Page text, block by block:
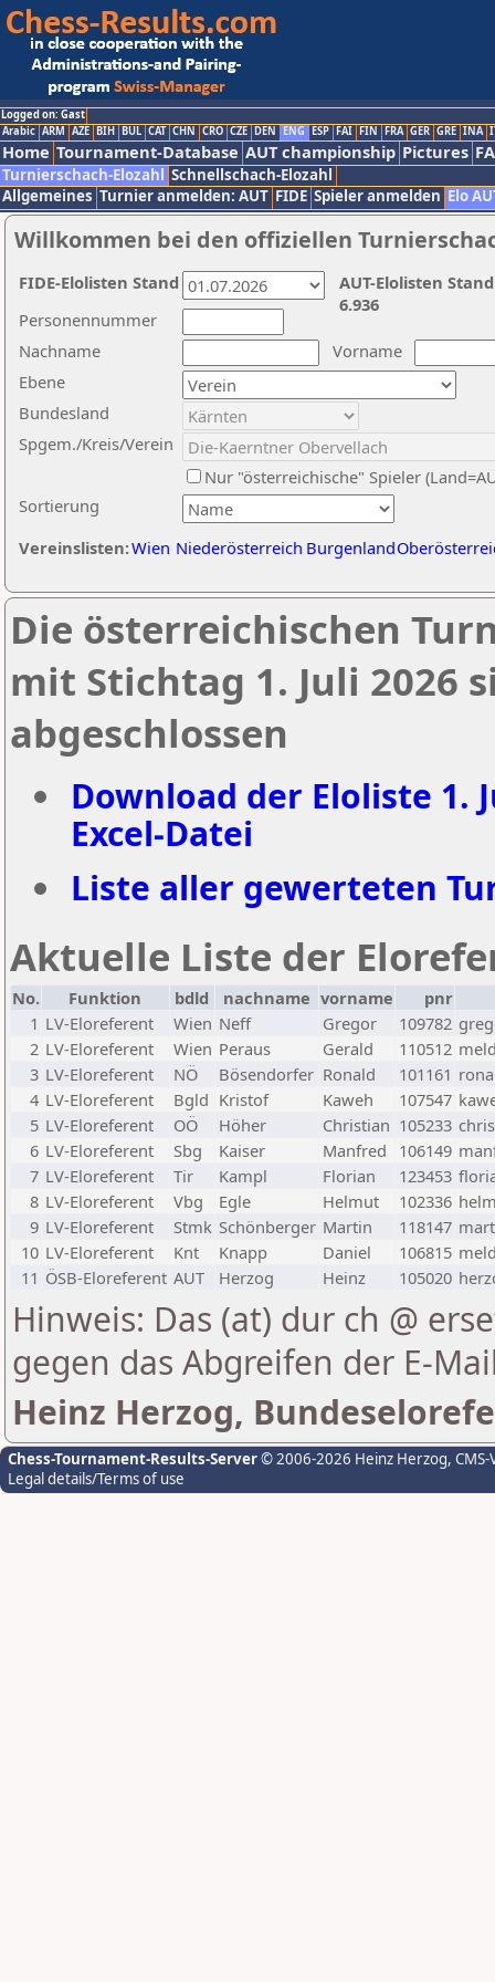
Logged on: Gast
Arabic ARM AZE BIH BUL CAT CHN CRO CZE DEN ENG ESP FAI FIN FRA GER GRE INA
Home Tournament-Database AUT championship Pictures
Turnierschach-Elozahl Schnellschach-Elozahl
Allgemeines Turnier anmelden: AUT FIDE Spieler anmelden Elo
Willkommen bei den offiziellen
Nachname
Vorname
Ebene
Sortierung
Personennummer
Bundesland
Spgem./Kreis/Verein
Nur "österreichische" Spieler
Vereinslisten:Wien Niederösterreich Burgenland
AUT-Elolisten
6.936
FIDE-Elolisten Stand
Die österreichischen
mit Stichtag 1. Juli 2026
abgeschlossen
Download der Eloliste 1.
Excel-Datei
Liste aller gewerteten
Aktuelle Liste der
No. Funktion bdld nachname vorname
pnr
1 LV-Eloreferent Wien Neff Gregor 109782
2 LV-Eloreferent Wien Peraus Gerald 110512
3 LV-Eloreferent NÖ Bösendorfer Ronald 101161
4 LV-Eloreferent Bgld Kristof Kaweh 107547
5 LV-Eloreferent OÖ Höher Christian 105233
6 LV-Eloreferent Sbg Kaiser Manfred 106149
7 LV-Eloreferent Tir Kampl Florian 123453
8 LV-Eloreferent Vbg Egle Helmut 102336
9 LV-Eloreferent Stmk Schönberger Martin 118147
10 LV-Eloreferent Knt Knapp Daniel 106815
11 ÖSB-Eloreferent AUT Herzog Heinz 105020
Hinweis: Das (at) dur ch @
gegen das Abgreifen der E-
Heinz Herzog,
Chess-Tournament-Results-Server© 2006-2026 Heinz Herzog,
Legal details/Terms of use